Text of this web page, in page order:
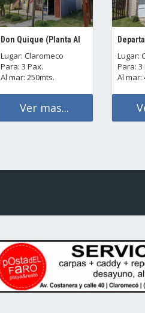
Don Quique (Planta Al
Lugar: Claromeco
Para: 3 Pax.
Al mar: 250mts.
Ver mas...
Lugar:
Para: 3
Al mar: